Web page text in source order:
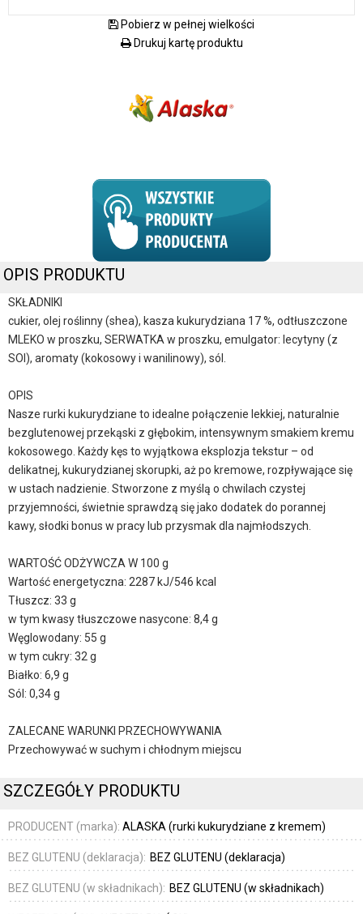
Pobierz w pełnej wielkości
Drukuj kartę produktu
OPIS PRODUKTU
SKŁADNIKI
cukier, olej roślinny (shea), kasza kukurydziana 17 %, odtłuszczone
MLEKO w proszku, SERWATKA w proszku, emulgator: lecytyny (z
SOI), aromaty (kokosowy i wanilinowy), sól.
OPIS
Nasze rurki kukurydziane to idealne połączenie lekkiej, naturalnie
bezglutenowej przekąski z głębokim, intensywnym smakiem kremu
kokosowego. Każdy kęs to wyjątkowa eksplozja tekstur – od
delikatnej, kukurydzianej skorupki, aż po kremowe, rozpływające się
w ustach nadzienie. Stworzone z myślą o chwilach czystej
przyjemności, świetnie sprawdzą się jako dodatek do porannej
kawy, słodki bonus w pracy lub przysmak dla najmłodszych.
WARTOŚĆ ODŻYWCZA W 100 g
Wartość energetyczna: 2287 kJ/546 kcal
Tłuszcz: 33 g
w tym kwasy tłuszczowe nasycone: 8,4 g
Węglowodany: 55 g
w tym cukry: 32 g
Białko: 6,9 g
Sól: 0,34 g
ZALECANE WARUNKI PRZECHOWYWANIA
Przechowywać w suchym i chłodnym miejscu
SZCZEGÓŁY PRODUKTU
PRODUCENT (marka): ALASKA (rurki kukurydziane z kremem)
BEZ GLUTENU (deklaracja): BEZ GLUTENU (deklaracja)
BEZ GLUTENU (w składnikach): BEZ GLUTENU (w składnikach)